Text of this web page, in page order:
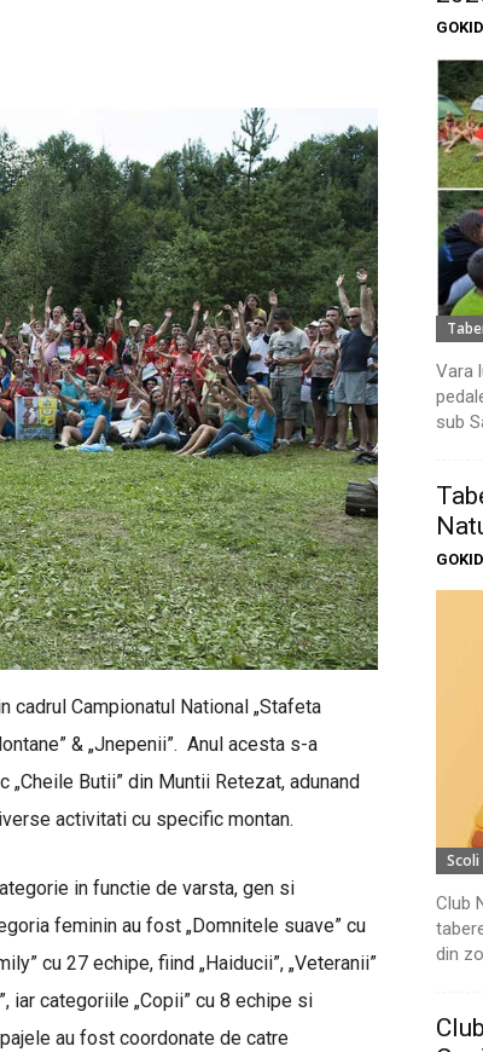
cadrul Campionatul National „Stafeta
& „Jnepenii”. Anul acesta s-a
Butii” din Muntii Retezat, adunand
activitati cu specific montan.
in functie de varsta, gen si
feminin au fost „Domnitele suave” cu
cu 27 echipe, fiind „Haiducii”, „Veteranii”
iar categoriile „Copii” cu 8 echipe si
au fost coordonate de catre
GOKID
Vara
sub
GOKID
Scoli
Club
din